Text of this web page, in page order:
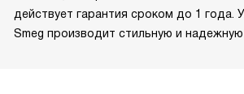
действует гарантия сроком до 1 года.
Smeg производит стильную и надежную